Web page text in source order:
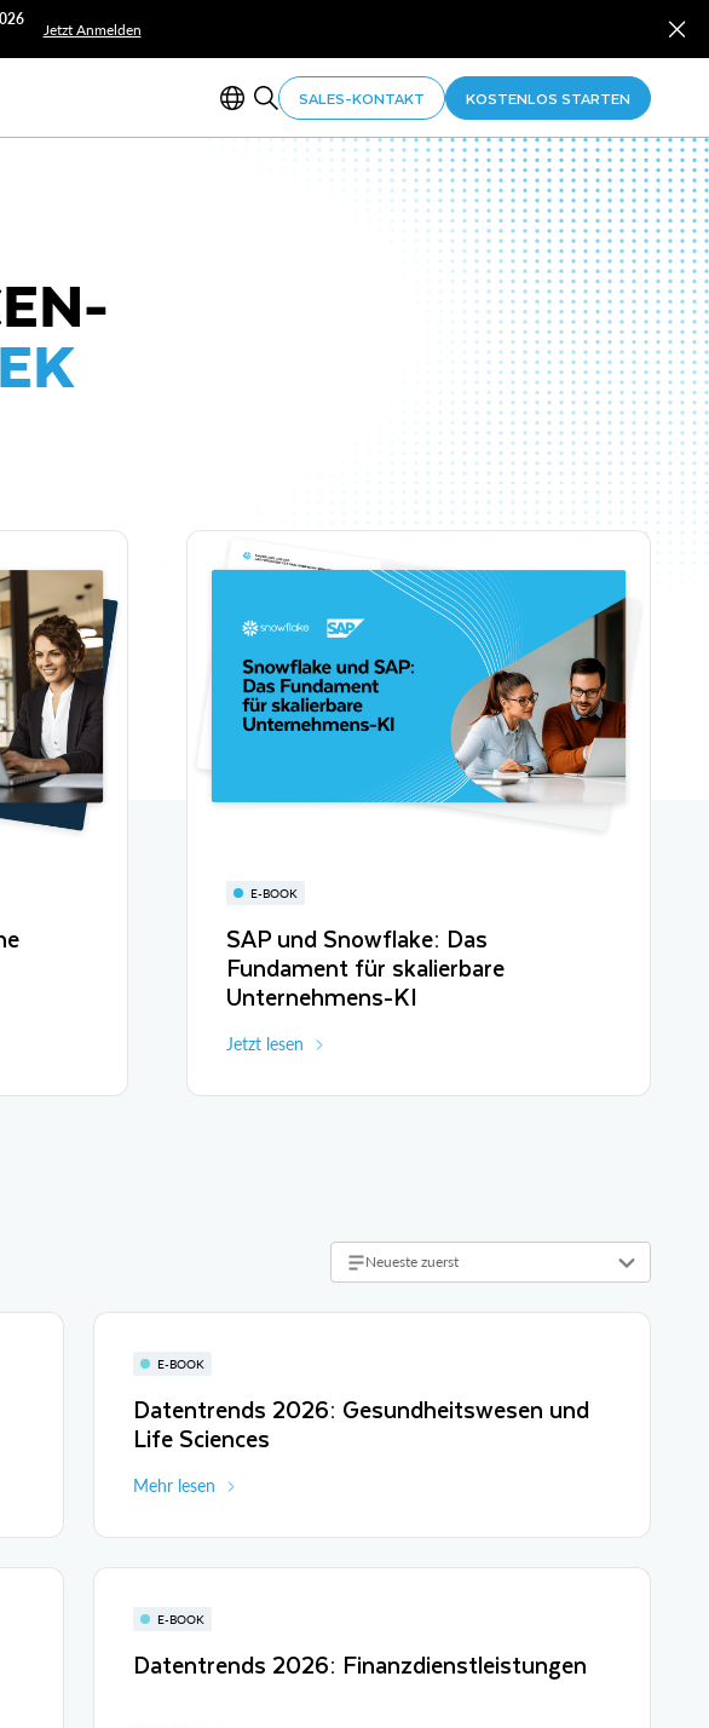
Jetzt Anmelden
SALES-KONTAKT KOSTENLOS STARTEN
E-BOOK
SAP und Snowflake: Das
Fundament für skalierbare
Unternehmens-KI
Jetzt lesen
Neueste zuerst
E-BOOK
Datentrends 2026: Gesundheitswesen und
Life Sciences
Mehr lesen
E-BOOK
Datentrends 2026: Finanzdienstleistungen